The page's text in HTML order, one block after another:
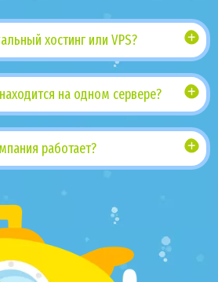
хостинг или VPS?
на одном сервере?
работает?